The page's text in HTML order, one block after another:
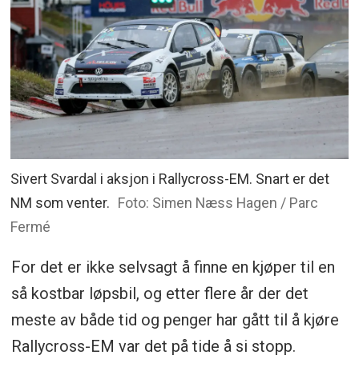
Sivert Svardal i aksjon i Rallycross-EM. Snart er det
NM som venter. Foto: Simen Næss Hagen / Parc
Fermé
For det er ikke selvsagt å finne en kjøper til en
så kostbar løpsbil, og etter flere år der det
meste av både tid og penger har gått til å kjøre
Rallycross-EM var det på tide å si stopp.